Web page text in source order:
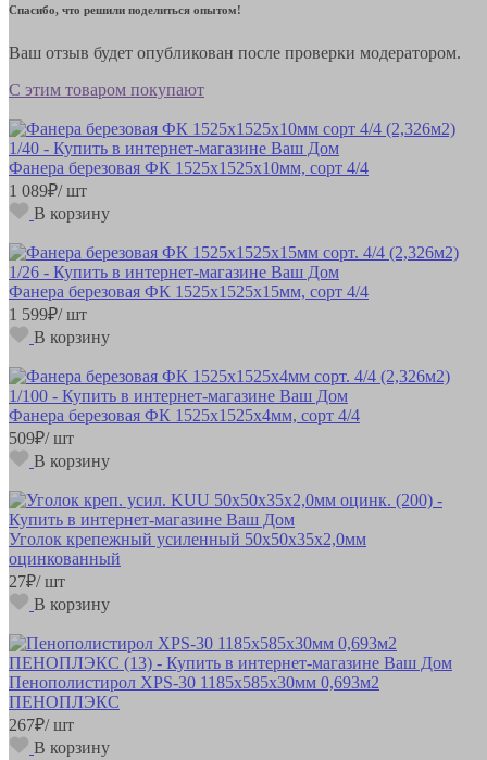
Спасибо, что решили поделиться опытом!
Ваш отзыв будет опубликован после проверки модератором.
С этим товаром покупают
Фанера березовая ФК 1525х1525х10мм, сорт 4/4
1 089₽/ шт
В корзину
Фанера березовая ФК 1525х1525х15мм, сорт 4/4
1 599₽/ шт
В корзину
Фанера березовая ФК 1525х1525х4мм, сорт 4/4
509₽/ шт
В корзину
Уголок крепежный усиленный 50х50х35х2,0мм
оцинкованный
27₽/ шт
В корзину
Пенополистирол XPS-30 1185х585х30мм 0,693м2
ПЕНОПЛЭКС
267₽/ шт
В корзину